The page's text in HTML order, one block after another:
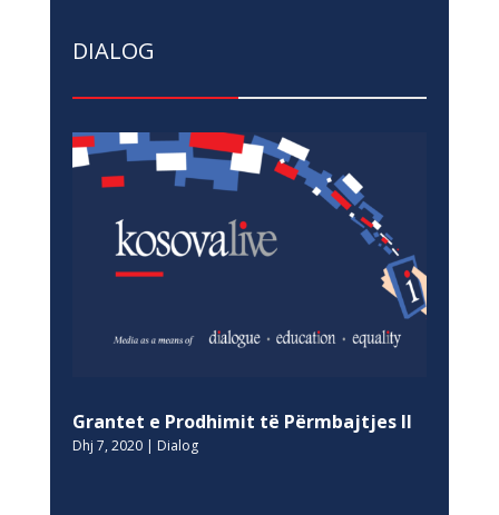
DIALOG
Grantet e Prodhimit të Përmbajtjes II
Dhj 7, 2020| Dialog